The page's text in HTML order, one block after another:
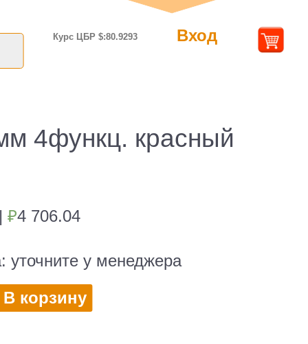
Курс ЦБР $:80.9293 Вход
4функц. красный
| ₽4 706.04
уточните у менеджера
В корзину